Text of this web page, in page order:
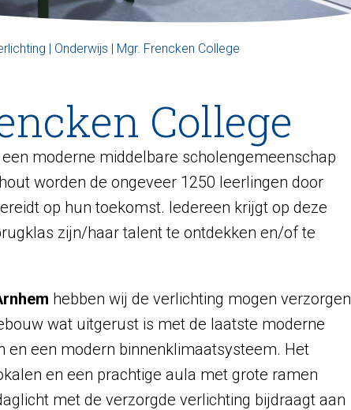
| Onderwijs | Mgr. Frencken College
College
een moderne middelbare scholengemeenschap
worden de ongeveer 1250 leerlingen door
op hun toekomst. Iedereen krijgt op deze
zijn/haar talent te ontdekken en/of te
hebben wij de verlichting mogen verzorgen
wat uitgerust is met de laatste moderne
en een modern binnenklimaatsysteem. Het
en een prachtige aula met grote ramen
met de verzorgde verlichting bijdraagt aan